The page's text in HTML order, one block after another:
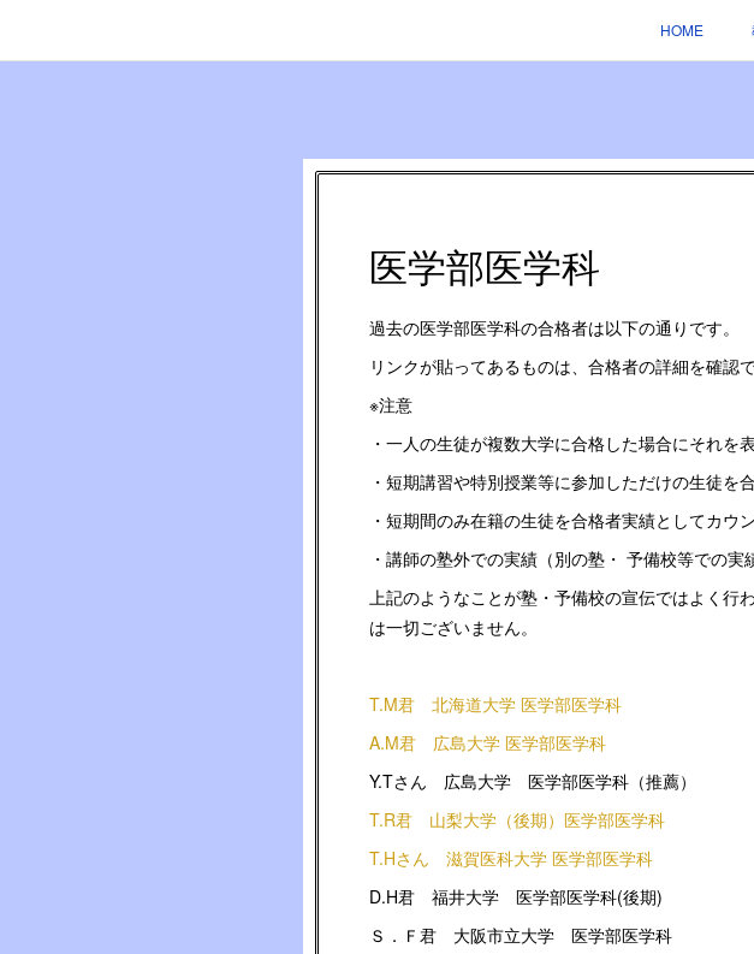
HOME
医学部医学科
過去の医学部医学科の合格者は以下の通りです。
リンクが貼ってあるものは、合格者の詳細を確認で
※注意
・一人の生徒が複数大学に合格した場合にそれを
・短期講習や特別授業等に参加しただけの生徒を
・短期間のみ在籍の生徒を合格者実績としてカウ
・講師の塾外での実績（別の塾・ 予備校等での実
上記のようなことが塾・予備校の宣伝ではよく行
は一切ございません。
T.M君 北海道大学 医学部医学科
A.M君 広島大学 医学部医学科
Y.Tさん 広島大学 医学部医学科（推薦）
T.R君 山梨大学（後期）医学部医学科
T.Hさん 滋賀医科大学 医学部医学科
D.H君 福井大学 医学部医学科(後期)
Ｓ．Ｆ君 大阪市立大学 医学部医学科